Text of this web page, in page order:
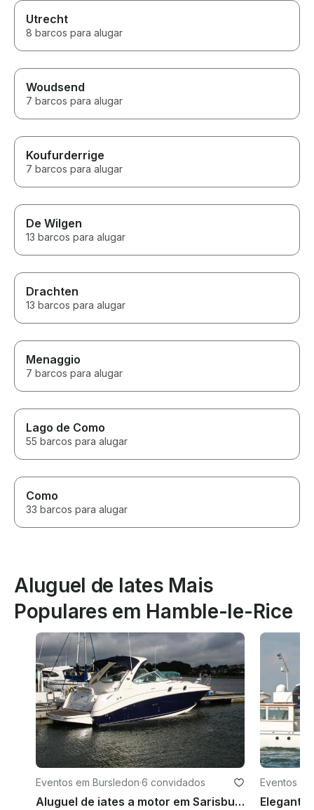
Utrecht
8 barcos para alugar
Woudsend
7 barcos para alugar
Koufurderrige
7 barcos para alugar
De Wilgen
13 barcos para alugar
Drachten
13 barcos para alugar
Menaggio
7 barcos para alugar
Lago de Como
55 barcos para alugar
Como
33 barcos para alugar
Aluguel de Iates Mais
Populares em Hamble-le-Rice
Eventos em Bursledon·6 convidados
Aluguel de iates a motor em Sarisbury Green, Reino Unido
Eventos
e